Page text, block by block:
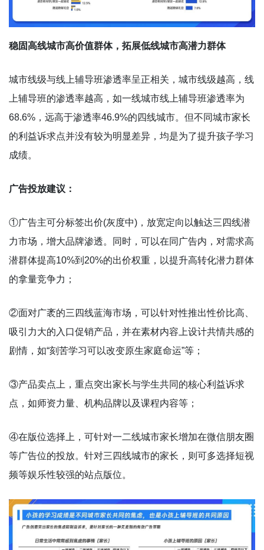
稳固高线城市高价值群体，拓展低线城市高潜力群体
城市线级与线上辅导班渗透率呈正相关，城市线级越高，线
上辅导班的渗透率越高，如一线城市线上辅导班渗透率为
68.6%，远高于渗透率46.9%的四线城市。但不同城市家长
的利益诉求点并没有较为明显差异，均是为了提升孩子学习
成绩。
广告投放建议：
①广告主可分标签出价(灰度中)，放宽定向以触达三四线潜
力市场，增大品牌渗透。同时，可以在同广告内，对需求高
潜群体提高10%到20%的出价权重，以提升高转化潜力群体
的拿量竞争力；
②面对广袤的三四线蓝海市场，可以针对性推出性价比高、
吸引力大的入口促销产品，并在素材内容上设计共情共感的
剧情，如“刻苦学习可以改变原生家庭命运”等；
③产品卖点上，重点突出家长与学生共同的核心利益诉求
点，如师资力量、机构品牌以及课程内容等；
④在版位选择上，可针对一二线城市家长增加在微信朋友圈
等广告位的投放。针对三四线城市的家长，则可多选择短视
频等娱乐性较强的站点版位。